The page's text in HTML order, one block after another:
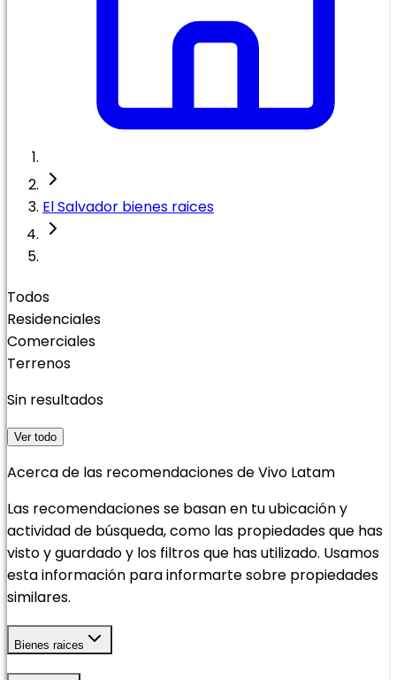
El Salvador bienes raices
Todos
Residenciales
Comerciales
Terrenos
Sin resultados
Ver todo
Acerca de las recomendaciones de Vivo Latam
Las recomendaciones se basan en tu ubicación y
actividad de búsqueda, como las propiedades que has
visto y guardado y los filtros que has utilizado. Usamos
esta información para informarte sobre propiedades
similares.
Bienes raices